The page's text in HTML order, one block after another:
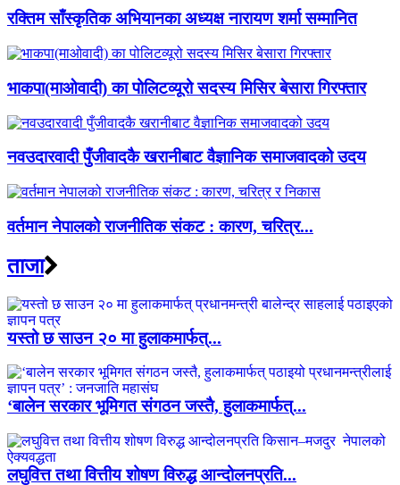
रक्तिम साँस्कृतिक अभियानका अध्यक्ष नारायण शर्मा सम्मानित
भाकपा(माओवादी) का पोलिटव्यूरो सदस्य मिसिर बेसारा गिरफ्तार
नवउदारवादी पुँजीवादकै खरानीबाट वैज्ञानिक समाजवादको उदय
वर्तमान नेपालको राजनीतिक संकट : कारण, चरित्र...
ताजा
यस्तो छ साउन २० मा हुलाकमार्फत्...
‘बालेन सरकार भूमिगत संगठन जस्तै, हुलाकमार्फत्...
लघुवित्त तथा वित्तीय शोषण विरुद्ध आन्दोलनप्रति...